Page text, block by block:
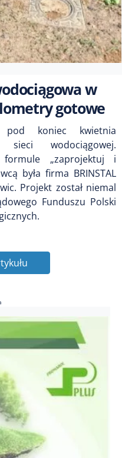
w
gotowe
pod koniec kwietnia
sieci wodociągowej.
formule „zaprojektuj i
była firma BRINSTAL
Projekt został niemal
Funduszu Polski